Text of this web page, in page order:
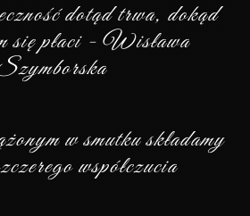
dotąd trwa, dokąd
się płaci - Wisława
w smutku składamy
współczucia